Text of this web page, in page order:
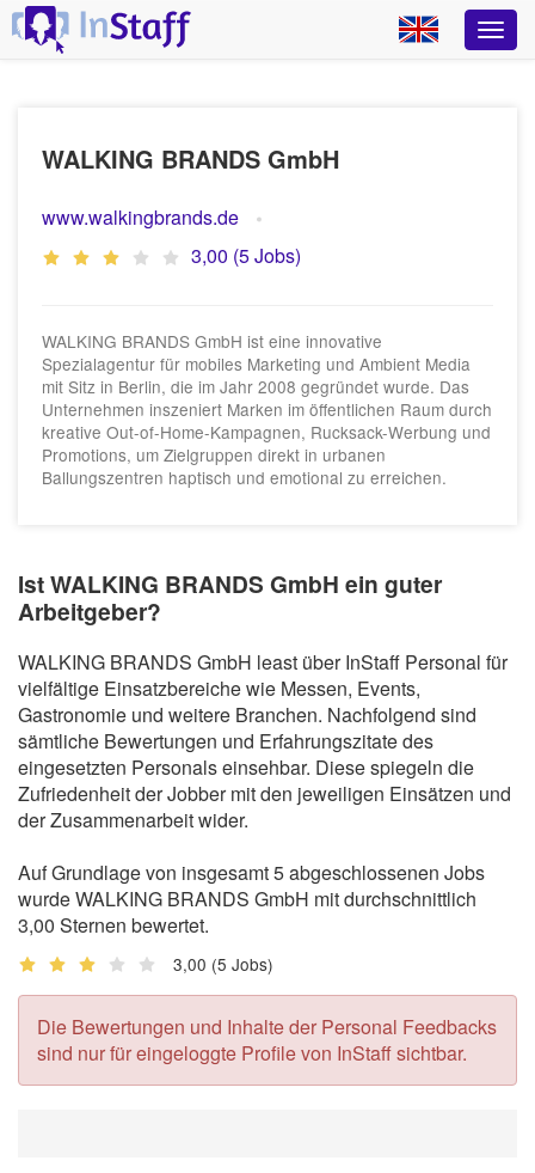
WALKING BRANDS GmbH
www.walkingbrands.de
3,00 (5 Jobs)
WALKING BRANDS GmbH ist eine innovative
Spezialagentur für mobiles Marketing und Ambient Media
mit Sitz in Berlin, die im Jahr 2008 gegründet wurde. Das
Unternehmen inszeniert Marken im öffentlichen Raum durch
kreative Out-of-Home-Kampagnen, Rucksack-Werbung und
Promotions, um Zielgruppen direkt in urbanen
Ballungszentren haptisch und emotional zu erreichen.
Ist WALKING BRANDS GmbH ein guter
Arbeitgeber?
WALKING BRANDS GmbH least über InStaff Personal für
vielfältige Einsatzbereiche wie Messen, Events,
Gastronomie und weitere Branchen. Nachfolgend sind
sämtliche Bewertungen und Erfahrungszitate des
eingesetzten Personals einsehbar. Diese spiegeln die
Zufriedenheit der Jobber mit den jeweiligen Einsätzen und
der Zusammenarbeit wider.
Auf Grundlage von insgesamt 5 abgeschlossenen Jobs
wurde WALKING BRANDS GmbH mit durchschnittlich
3,00 Sternen bewertet.
3,00 (5 Jobs)
Die Bewertungen und Inhalte der Personal Feedbacks
sind nur für eingeloggte Profile von InStaff sichtbar.